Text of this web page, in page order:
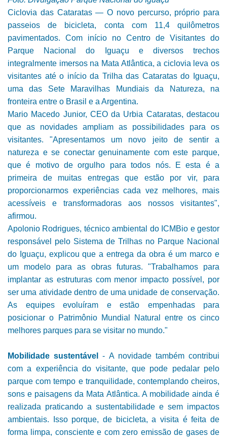
Ciclovia das Cataratas — O novo percurso, próprio para
passeios de bicicleta, conta com 11,4 quilômetros
pavimentados. Com início no Centro de Visitantes do
Parque Nacional do Iguaçu e diversos trechos
integralmente imersos na Mata Atlântica, a ciclovia leva os
visitantes até o início da Trilha das Cataratas do Iguaçu,
uma das Sete Maravilhas Mundiais da Natureza, na
fronteira entre o Brasil e a Argentina.
Mario Macedo Junior, CEO da Urbia Cataratas, destacou
que as novidades ampliam as possibilidades para os
visitantes. "Apresentamos um novo jeito de sentir a
natureza e se conectar genuinamente com este parque,
que é motivo de orgulho para todos nós. E esta é a
primeira de muitas entregas que estão por vir, para
proporcionarmos experiências cada vez melhores, mais
acessíveis e transformadoras aos nossos visitantes",
afirmou.
Apolonio Rodrigues, técnico ambiental do ICMBio e gestor
responsável pelo Sistema de Trilhas no Parque Nacional
do Iguaçu, explicou que a entrega da obra é um marco e
um modelo para as obras futuras. "Trabalhamos para
implantar as estruturas com menor impacto possível, por
ser uma atividade dentro de uma unidade de conservação.
As equipes evoluíram e estão empenhadas para
posicionar o Patrimônio Mundial Natural entre os cinco
melhores parques para se visitar no mundo."
Mobilidade sustentável
- A novidade também contribui
com a experiência do visitante, que pode pedalar pelo
parque com tempo e tranquilidade, contemplando cheiros,
sons e paisagens da Mata Atlântica. A mobilidade ainda é
realizada praticando a sustentabilidade e sem impactos
ambientais. Isso porque, de bicicleta, a visita é feita de
forma limpa, consciente e com zero emissão de gases de